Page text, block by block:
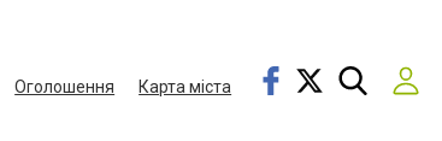
Оголошення
Карта міста